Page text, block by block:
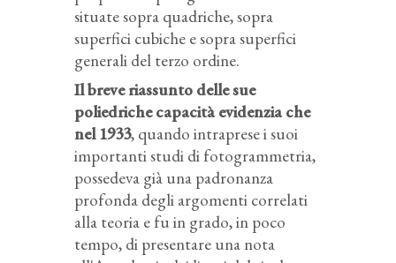
situate sopra quadriche, sopra
superfici cubiche e sopra superfici
generali del terzo ordine.
Il breve riassunto delle sue
poliedriche capacità evidenzia che
nel 1933, quando intraprese i suoi
importanti studi di fotogrammetria,
possedeva già una padronanza
profonda degli argomenti correlati
alla teoria e fu in grado, in poco
tempo, di presentare una nota